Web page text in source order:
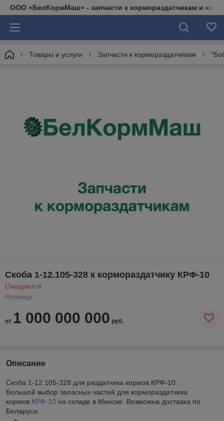
ООО «БелКормМаш» - запчасти к кормораздатчикам и
Товары и услуги Запчасти к кормораздатчикам
Скоба 1-12.105-328 к кормораздатчику КРФ-10
Ожидается
Розница
от 1 000 000 000 руб.
Описание
Скоба 1-12.105-328 для раздатчика кормов КРФ-10.
Большой выбор запасных частей для кормораздатчика
кормов КРФ-10 на складе в Минске. Возможна доставка по
Беларуси.